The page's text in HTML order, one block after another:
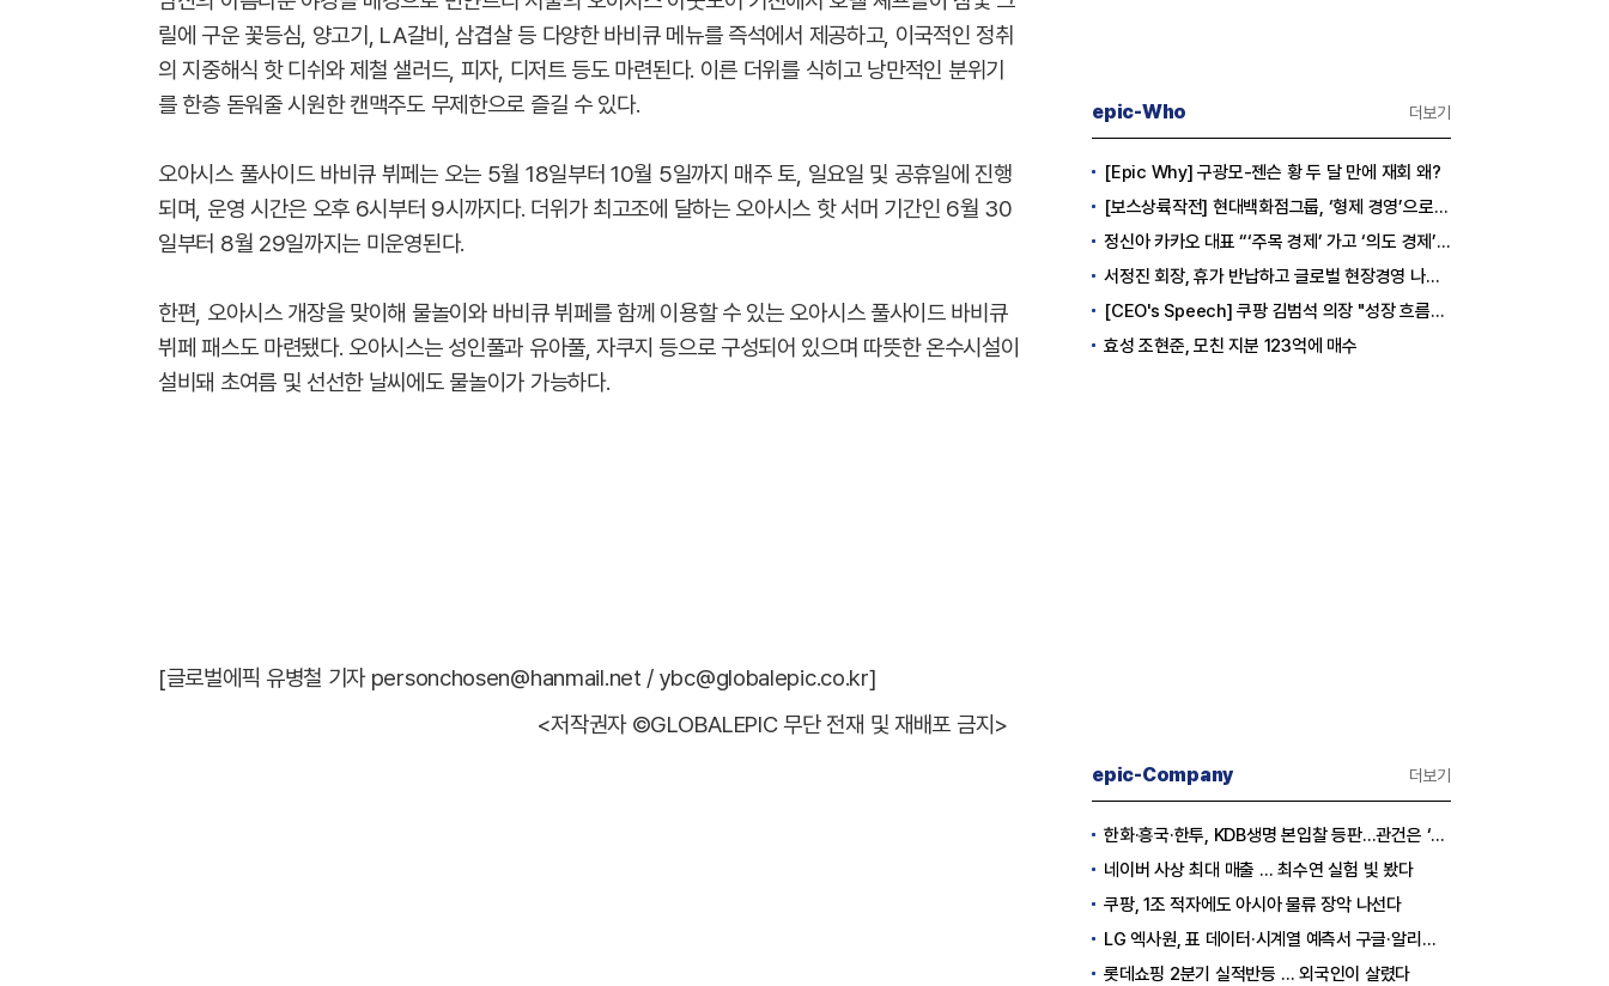
릴에 구운 꽃등심, 양고기, LA갈비, 삼겹살 등 다양한 바비큐 메뉴를 즉석에서 제공하고, 이국적인 정취
의 지중해식 핫 디쉬와 제철 샐러드, 피자, 디저트 등도 마련된다. 이른 더위를 식히고 낭만적인 분위기
를 한층 돋워줄 시원한 캔맥주도 무제한으로 즐길 수 있다.
오아시스 풀사이드 바비큐 뷔페는 오는 5월 18일부터 10월 5일까지 매주 토, 일요일 및 공휴일에 진행
되며, 운영 시간은 오후 6시부터 9시까지다. 더위가 최고조에 달하는 오아시스 핫 서머 기간인 6월 30
일부터 8월 29일까지는 미운영된다.
한편, 오아시스 개장을 맞이해 물놀이와 바비큐 뷔페를 함께 이용할 수 있는 오아시스 풀사이드 바비큐
뷔페 패스도 마련됐다. 오아시스는 성인풀과 유아풀, 자쿠지 등으로 구성되어 있으며 따뜻한 온수시설이
설비돼 초여름 및 선선한 날씨에도 물놀이가 가능하다.
[글로벌에픽 유병철 기자 personchosen@hanmail.net / ybc@globalepic.co.kr]
<저작권자 ©GLOBALEPIC 무단 전재 및 재배포 금지>
epic-Who 더보기
[Epic Why] 구광모-젠슨 황 두 달 만에 재회 왜?
[보스상륙작전] 현대백화점그룹, ‘형제 경영’으로 방향 틀었다
정신아 카카오 대표 “‘주목 경제’ 가고 ‘의도 경제’ 왔다”
서정진 회장, 휴가 반납하고 글로벌 현장경영 나선다
[CEO's Speech] 쿠팡 김범석 의장 "성장 흐름은 변하지 않았다"
효성 조현준, 모친 지분 123억에 매수
epic-Company 더보기
한화·흥국·한투, KDB생명 본입찰 등판…관건은 ‘산은 증자 규모’
네이버 사상 최대 매출 … 최수연 실험 빛 봤다
쿠팡, 1조 적자에도 아시아 물류 장악 나선다
LG 엑사원, 표 데이터·시계열 예측서 구글·알리바바 제쳤다
롯데쇼핑 2분기 실적반등 … 외국인이 살렸다